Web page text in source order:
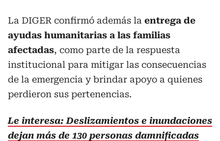
La DIGER confirmó además la entrega de
ayudas humanitarias a las familias
afectadas, como parte de la respuesta
institucional para mitigar las consecuencias
de la emergencia y brindar apoyo a quienes
perdieron sus pertenencias.
Le interesa: Deslizamientos e inundaciones
dejan más de 130 personas damnificadas